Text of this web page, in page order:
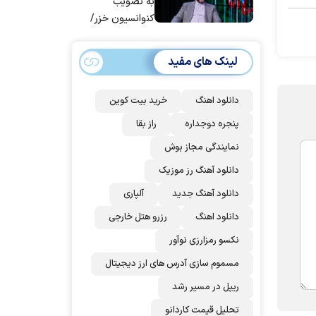
کنوانسیون خزر/
می‌شود؟!
لینک های مفید
دانلود اهنگ
خرید بیت کوین
پنجره دوجداره
راز بقا
نمایندگی مجاز بوش
دانلود آهنگ رز‌ موزیک
دانلود آهنگ جدید
آلپاری
دانلود اهنگ
رزرو هتل خارجی
نکسو رمزارزی نوآور
مسموم سازی آدرس های ارز دیجیتال
ریپل در مسیر رشد
تحلیل قیمت کاردانو